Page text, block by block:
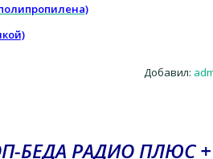
Добавил:
БЕДА РАДИО ПЛЮС +